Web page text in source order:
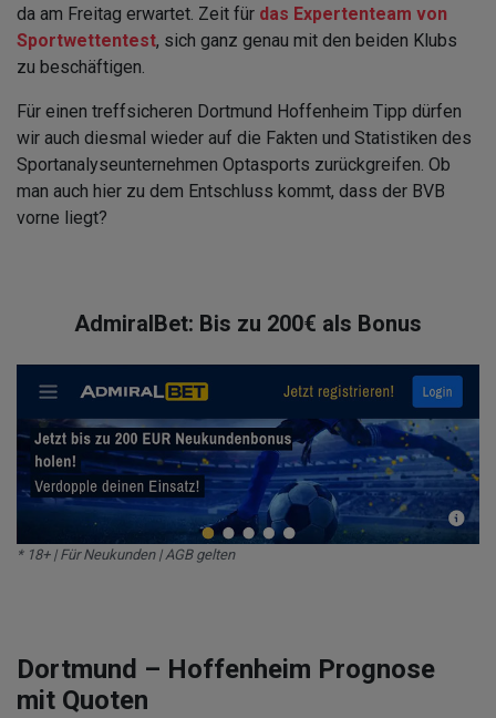
da am Freitag erwartet. Zeit für das Expertenteam von
Sportwettentest, sich ganz genau mit den beiden Klubs
zu beschäftigen.
Für einen treffsicheren Dortmund Hoffenheim Tipp dürfen
wir auch diesmal wieder auf die Fakten und Statistiken des
Sportanalyseunternehmen Optasports zurückgreifen. Ob
man auch hier zu dem Entschluss kommt, dass der BVB
vorne liegt?
AdmiralBet: Bis zu 200€ als Bonus
* 18+ | Für Neukunden | AGB gelten
Dortmund – Hoffenheim Prognose
mit Quoten